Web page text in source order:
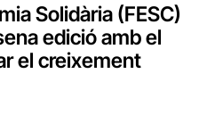
Solidària (FESC)
edició amb el
el creixement